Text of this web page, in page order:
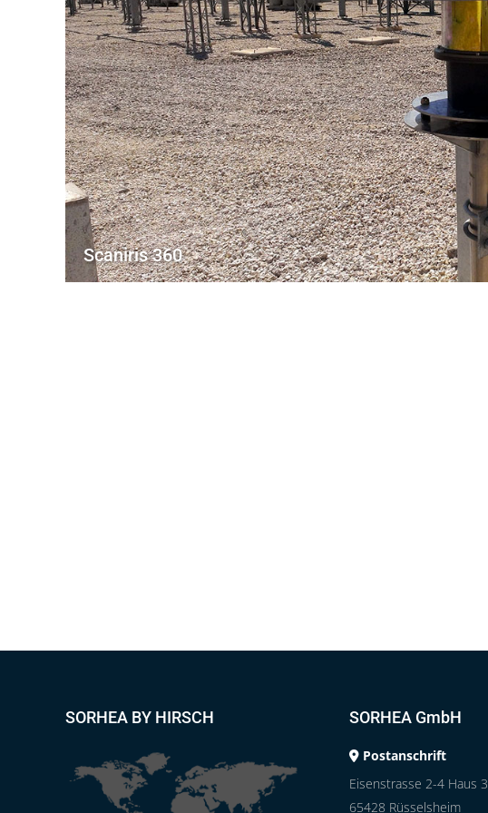
Scaniris 360
SORHEA BY HIRSCH SORHEA GmbH
Postanschrift
Eisenstrasse 2-4 Haus 3
65428 Rüsselsheim